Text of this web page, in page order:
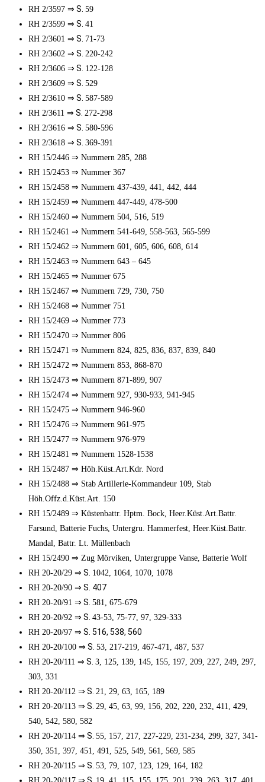
RH 2/3597 ⇒ S. 59
RH 2/3599 ⇒ S. 41
RH 2/3601 ⇒ S. 71-73
RH 2/3602 ⇒ S. 220-242
RH 2/3606 ⇒ S. 122-128
RH 2/3609 ⇒ S. 529
RH 2/3610 ⇒ S. 587-589
RH 2/3611 ⇒ S. 272-298
RH 2/3616 ⇒ S. 580-596
RH 2/3618 ⇒ S. 369-391
RH 15/2446 ⇒ Nummern 285, 288
RH 15/2453 ⇒ Nummer 367
RH 15/2458 ⇒ Nummern 437-439, 441, 442, 444
RH 15/2459 ⇒ Nummern 447-449, 478-500
RH 15/2460 ⇒ Nummern 504, 516, 519
RH 15/2461 ⇒ Nummern 541-649, 558-563, 565-599
RH 15/2462 ⇒ Nummern 601, 605, 606, 608, 614
RH 15/2463 ⇒ Nummern 643 – 645
RH 15/2465 ⇒ Nummer 675
RH 15/2467 ⇒ Nummern 729, 730, 750
RH 15/2468 ⇒ Nummer 751
RH 15/2469 ⇒ Nummer 773
RH 15/2470 ⇒ Nummer 806
RH 15/2471 ⇒ Nummern 824, 825, 836, 837, 839, 840
RH 15/2472 ⇒ Nummern 853, 868-870
RH 15/2473 ⇒ Nummern 871-899, 907
RH 15/2474 ⇒ Nummern 927, 930-933, 941-945
RH 15/2475 ⇒ Nummern 946-960
RH 15/2476 ⇒ Nummern 961-975
RH 15/2477 ⇒ Nummern 976-979
RH 15/2481 ⇒ Nummern 1528-1538
RH 15/2487 ⇒ Höh.Küst.Art.Kdr. Nord
RH 15/2488 ⇒ Stab Artillerie-Kommandeur 109, Stab
Höh.Offz.d.Küst.Art. 150
RH 15/2489 ⇒ Küstenbattr. Hptm. Bock, Heer.Küst.Art.Battr.
Farsund, Batterie Fuchs, Untergru. Hammerfest, Heer.Küst.Battr.
Mandal, Battr. Lt. Müllenbach
RH 15/2490 ⇒ Zug Mörviken, Untergruppe Vanse, Batterie Wolf
RH 20-20/29 ⇒ S. 1042, 1064, 1070, 1078
RH 20-20/90 ⇒ S. 407
RH 20-20/91 ⇒ S. 581, 675-679
RH 20-20/92 ⇒ S. 43-53, 75-77, 97, 329-333
RH 20-20/97 ⇒ S. 516, 538, 560
RH 20-20/100 ⇒ S. 53, 217-219, 467-471, 487, 537
RH 20-20/111 ⇒ S. 3, 125, 139, 145, 155, 197, 209, 227, 249, 297,
303, 331
RH 20-20/112 ⇒ S. 21, 29, 63, 165, 189
RH 20-20/113 ⇒ S. 29, 45, 63, 99, 156, 202, 220, 232, 411, 429,
540, 542, 580, 582
RH 20-20/114 ⇒ S. 55, 157, 217, 227-229, 231-234, 299, 327, 341-
350, 351, 397, 451, 491, 525, 549, 561, 569, 585
RH 20-20/115 ⇒ S. 53, 79, 107, 123, 129, 164, 182